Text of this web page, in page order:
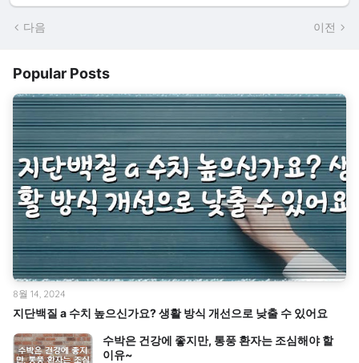
다음 이전
Popular Posts
지단백질 a 수치 높으신가요? 생활 방식 개선으로 낮출 수 있어요
8월 14, 2024
수박은 건강에 좋지만, 통풍 환자는 조심해야 할
이유~